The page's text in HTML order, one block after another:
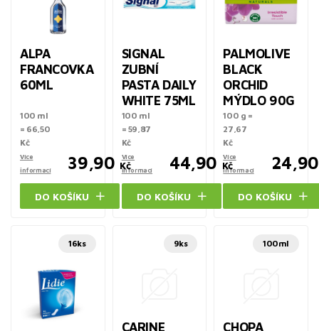
ALPA
FRANCOVKA
60ML
100 ml
= 66,50
Kč
Více
informací
39,90 Kč
DO KOŠÍKU
SIGNAL
ZUBNÍ
PASTA DAILY
WHITE 75ML
100 ml
= 59,87
Kč
Více
informací
44,90 Kč
DO KOŠÍKU
PALMOLIVE
BLACK
ORCHID
MÝDLO 90G
100 g =
27,67
Kč
Více
informací
24,90
DO KOŠÍKU
16ks 9ks
CARINE
100ml
CHOPA